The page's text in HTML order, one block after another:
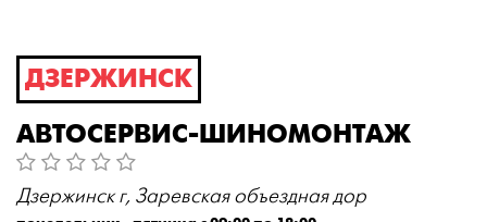
ДЗЕРЖИНСК
АВТОСЕРВИС-ШИНОМОНТАЖ
Дзержинск г, Заревская объездная дор